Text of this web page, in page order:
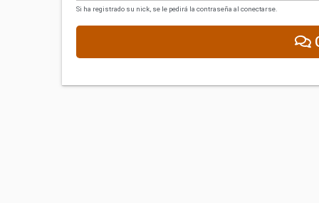
Si ha registrado su nick, se le pedirá la contraseña al conectarse.